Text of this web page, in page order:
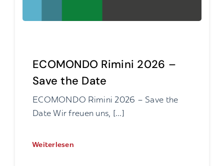
ECOMONDO Rimini 2026 –
Save the Date
ECOMONDO Rimini 2026 – Save the
Date Wir freuen uns, [...]
Weiterlesen